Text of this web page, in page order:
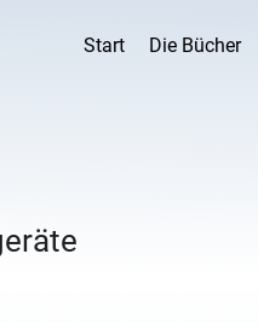
Start Die Bücher